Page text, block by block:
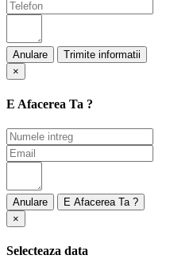
Anulare
×
E Afacerea Ta ?
Anulare
×
Selecteaza data